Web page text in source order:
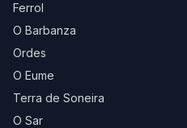
Ferrol
O Barbanza
Ordes
O Eume
Terra de Soneira
O Sar